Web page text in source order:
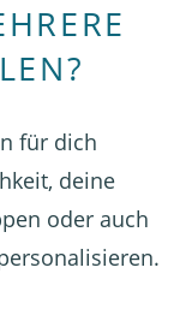
für dich
deine
oder auch